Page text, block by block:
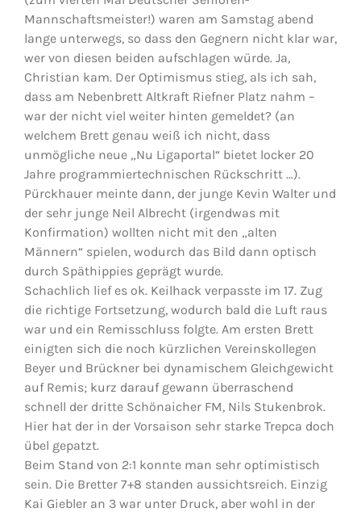
Mannschaftsmeister!) waren am Samstag abend
lange unterwegs, so dass den Gegnern nicht klar war,
wer von diesen beiden aufschlagen würde. Ja,
Christian kam. Der Optimismus stieg, als ich sah,
dass am Nebenbrett Altkraft Riefner Platz nahm –
war der nicht viel weiter hinten gemeldet? (an
welchem Brett genau weiß ich nicht, dass
unmögliche neue „Nu Ligaportal“ bietet locker 20
Jahre programmiertechnischen Rückschritt …).
Pürckhauer meinte dann, der junge Kevin Walter und
der sehr junge Neil Albrecht (irgendwas mit
Konfirmation) wollten nicht mit den „alten
Männern“ spielen, wodurch das Bild dann optisch
durch Späthippies geprägt wurde.
Schachlich lief es ok. Keilhack verpasste im 17. Zug
die richtige Fortsetzung, wodurch bald die Luft raus
war und ein Remisschluss folgte. Am ersten Brett
einigten sich die noch kürzlichen Vereinskollegen
Beyer und Brückner bei dynamischem Gleichgewicht
auf Remis; kurz darauf gewann überraschend
schnell der dritte Schönaicher FM, Nils Stukenbrok.
Hier hat der in der Vorsaison sehr starke Trepca doch
übel gepatzt.
Beim Stand von 2:1 konnte man sehr optimistisch
sein. Die Bretter 7+8 standen aussichtsreich. Einzig
Kai Giebler an 3 war unter Druck, aber wohl in der